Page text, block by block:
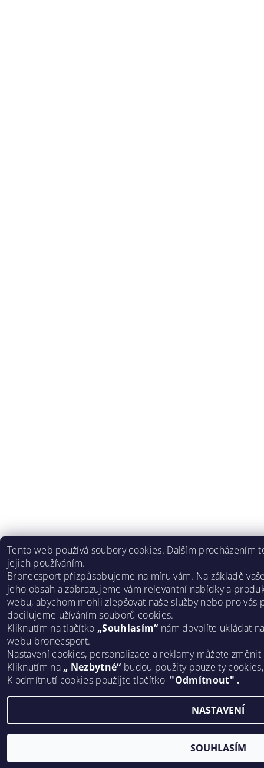
Tento web používá soubory cookies. Dalším procházením
jejich používáním.
Bronecsport přizpůsobujeme na míru vám. Na základě
jeho obsah a zobrazujeme vám relevantní nabídky a
webu, abychom mohli zlepšovat naše služby nebo pro vás
docilujeme užíváním souborů cookies.
Kliknutím na tlačítko „Souhlasím“ nám dovolíte ukládat
webu bronecsport.
Nastavení cookies, personalizace a reklamy můžete
Kliknutím na „ Nezbytné“ budou použity pouze ty
K odmítnutí cookies použijte tlačítko "Odmítnout" .
NASTAVENÍ
SOUHLASÍM